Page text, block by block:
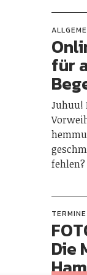
für
Juhuu!
TERMINE
Die